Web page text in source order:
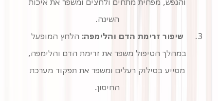
השינה.
שיפור זרימת הדם והלימפה:
החיסון.